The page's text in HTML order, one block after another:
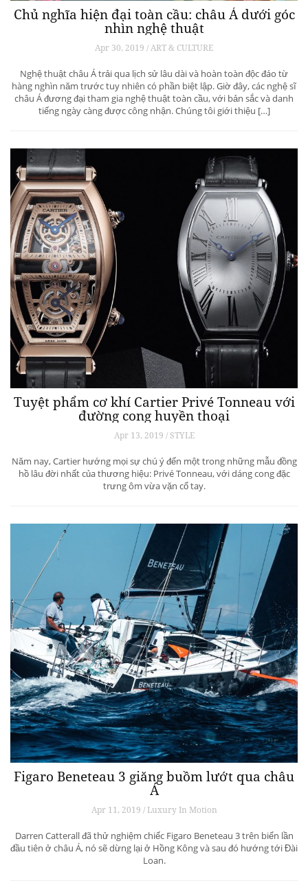
Chủ nghĩa hiện đại toàn cầu: châu Á dưới góc
nhìn nghệ thuật
Apr 30, 2019 / ART & CULTURE
Nghệ thuật châu Á trải qua lịch sử lâu dài và hoàn toàn độc đáo từ
hàng nghìn năm trước tuy nhiên có phần biệt lập. Giờ đây, các nghệ sĩ
châu Á đương đại tham gia nghệ thuật toàn cầu, với bản sắc và danh
tiếng ngày càng được công nhận. Chúng tôi giới thiệu […]
Tuyệt phẩm cơ khí Cartier Privé Tonneau với
đường cong huyền thoại
Apr 13, 2019 / STYLE
Năm nay, Cartier hướng mọi sự chú ý đến một trong những mẫu đồng
hồ lâu đời nhất của thương hiệu: Privé Tonneau, với dáng cong đặc
trưng ôm vừa vặn cổ tay.
Figaro Beneteau 3 giăng buồm lướt qua châu
Á
Apr 11, 2019 / Luxury In Motion
Darren Catterall đã thử nghiệm chiếc Figaro Beneteau 3 trên biển lần
đầu tiên ở châu Á, nó sẽ dừng lại ở Hồng Kông và sau đó hướng tới Đài
Loan.